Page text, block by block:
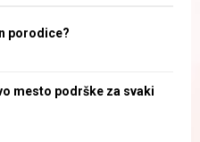
porodice?
mesto podrške za svaki